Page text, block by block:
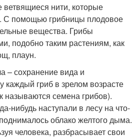
ветвящиеся нити, которые
С помощью грибницы плодовое
вещества. Грибы
подобно таким растениям, как
плаун.
– сохранение вида и
каждый гриб в зрелом возрасте
называются семена грибов).
нибудь наступали в лесу на что-
облако желтого дыма.
человека, разбрасывает свои